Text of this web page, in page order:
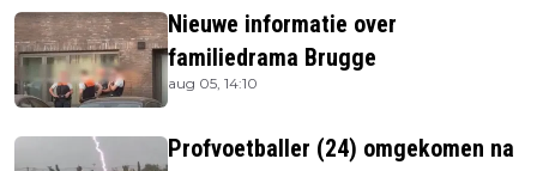
Nieuwe informatie over
familiedrama Brugge
aug 05, 14:10
Profvoetballer (24) omgekomen na